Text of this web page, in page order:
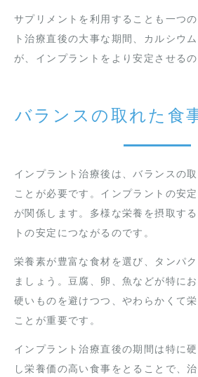
サプリメントを利用することも一つ
ト治療直後の大事な期間、カルシウ
が、インプラントをより安定させるの
バランスの取れた食
インプラント治療後は、バランスの
ことが必要です。インプラントの安
が関係します。多様な栄養を摂取す
トの安定につながるのです。
栄養素が豊富な食材を選び、タンパ
ましょう。豆腐、卵、魚などが特に
硬いものを避けつつ、やわらかくて
ことが重要です。
インプラント治療直後の期間は特に
し栄養価の高い食事をとることで、